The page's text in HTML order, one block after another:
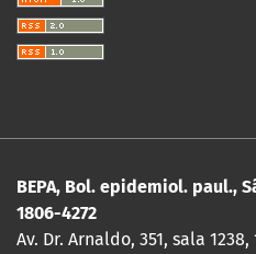
BEPA, Bol. epidemiol. paul.,
1806-4272
Av. Dr. Arnaldo, 351, sala